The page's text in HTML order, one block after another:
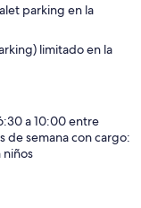
parking en la
limitado en la
a 10:00 entre
de semana con cargo:
niños